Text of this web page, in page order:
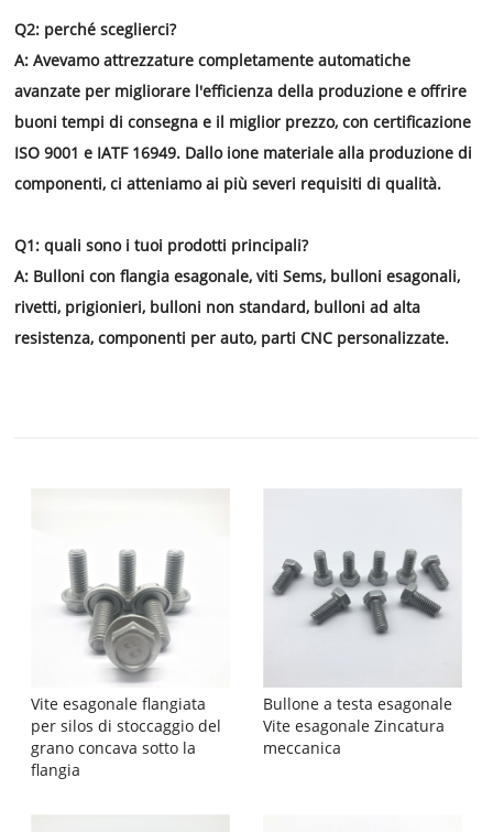
Q2: perché sceglierci?
A: Avevamo attrezzature completamente automatiche
avanzate per migliorare l'efficienza della produzione e offrire
buoni tempi di consegna e il miglior prezzo,con certificazione
ISO 9001 e IATF 16949. Dallo ione materiale alla produzione di
componenti, ci atteniamo ai più severi requisiti di qualità.
Q1: quali sono i tuoi prodotti principali?
A: Bulloni con flangia esagonale, viti Sems, bulloni esagonali,
rivetti, prigionieri, bulloni non standard, bulloni ad alta
resistenza, componenti per auto, parti CNC personalizzate.
Vite esagonale flangiata
per silos di stoccaggio del
grano concava sotto la
flangia
Bullone a testa esagonale
Vite esagonale Zincatura
meccanica